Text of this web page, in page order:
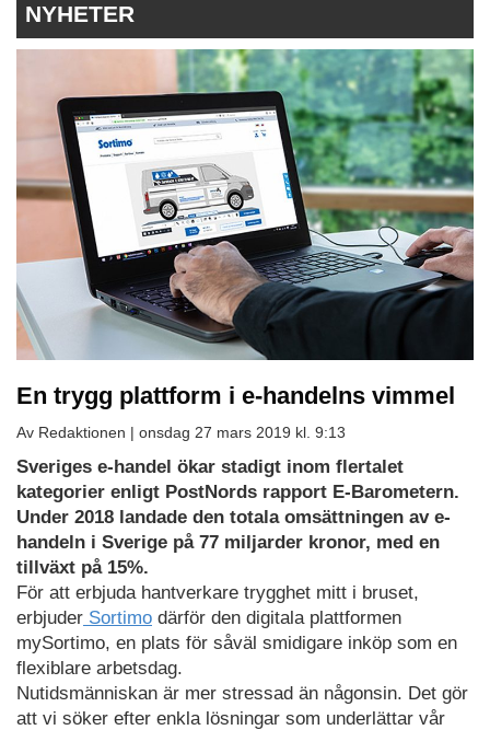
NYHETER
En trygg plattform i e-handelns vimmel
Av Redaktionen | onsdag 27 mars 2019 kl. 9:13
Sveriges e-handel ökar stadigt inom flertalet
kategorier enligt PostNords rapport E-Barometern.
Under 2018 landade den totala omsättningen av e-
handeln i Sverige på 77 miljarder kronor, med en
tillväxt på 15%.
För att erbjuda hantverkare trygghet mitt i bruset,
erbjuder Sortimo därför den digitala plattformen
mySortimo, en plats för såväl smidigare inköp som en
flexiblare arbetsdag.
Nutidsmänniskan är mer stressad än någonsin. Det gör
att vi söker efter enkla lösningar som underlättar vår